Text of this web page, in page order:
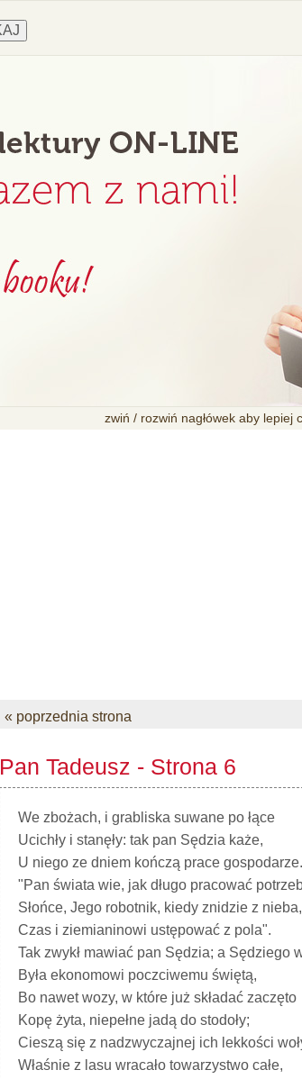
zwiń / rozwiń nagłówek aby lepiej
« poprzednia strona
Pan Tadeusz - Strona 6
We zbożach, i grabliska suwane po łące
Ucichły i stanęły: tak pan Sędzia każe,
U niego ze dniem kończą prace gospodarze.
"Pan świata wie, jak długo pracować
Słońce, Jego robotnik, kiedy znidzie z nieba,
Czas i ziemianinowi ustępować z pola".
Tak zwykł mawiać pan Sędzia; a Sędziego
Była ekonomowi poczciwemu świętą,
Bo nawet wozy, w które już składać zaczęto
Kopę żyta, niepełne jadą do stodoły;
Cieszą się z nadzwyczajnej ich lekkości
Właśnie z lasu wracało towarzystwo całe,